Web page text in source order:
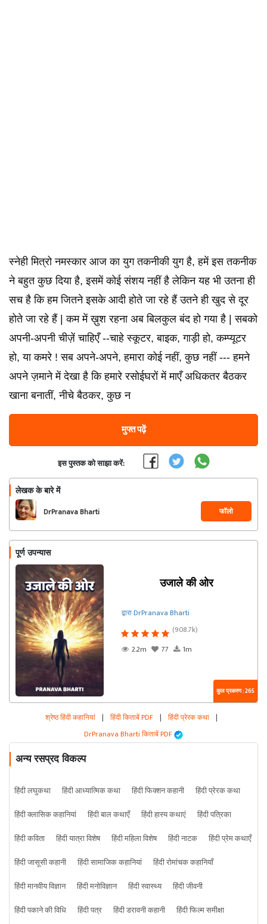
स्नेही मित्रो नमस्कार आज का युग तकनीकी युग है, हमें इस तकनीक
ने बहुत कुछ दिया है, इसमें कोई संशय नहीं है लेकिन यह भी उतना ही
सच है कि हम जितने इसके आदी होते जा रहे हैं उतने ही खुद से दूर
होते जा रहे हैं | कम में ख़ुश रहना अब बिलकुल बंद हो गया है | सबको
अपनी-अपनी चीज़ें चाहिएँ --चाहे स्कूटर, बाइक, गाड़ी हो, कम्प्यूटर
हो, या कमरे ! सब अपने-अपने, हमारा कोई नहीं, कुछ नहीं --- हमने
अपने ज़माने में देखा है कि हमारे रसोईघरों में माएँ अधिकतर बैठकर
खाना बनातीं, नीचे बैठकर, कुछ न
मुफ्त पढ़ें
इस पुस्तक को साझा करें:
लेखक के बारे में
DrPranava Bharti फॉलो
पूर्ण उपन्यास
उजाले की ओर
द्वारा DrPranava Bharti
(908.7k)
2.2m
77 1m
कुल प्रकरण : 265
श्रेष्ठ हिंदी कहानियां | हिंदी किताबें PDF | हिंदी प्रेरक कथा |
DrPranava Bharti किताबें PDF
अन्य रसप्रद विकल्प
हिंदी लघुकथा हिंदी आध्यात्मिक कथा हिंदी फिक्शन कहानी
हिंदी प्रेरक कथा
हिंदी क्लासिक कहानियां
हिंदी बाल कथाएँ हिंदी हास्य कथाएं
हिंदी पत्रिका
हिंदी कविता
हिंदी यात्रा विशेष हिंदी महिला विशेष हिंदी नाटक
हिंदी प्रेम कथाएँ
हिंदी जासूसी कहानी
हिंदी सामाजिक कहानियां
हिंदी रोमांचक कहानियाँ
हिंदी मानवीय विज्ञान
हिंदी मनोविज्ञान हिंदी स्वास्थ्य
हिंदी जीवनी
हिंदी पकाने की विधि
हिंदी पत्र हिंदी डरावनी कहानी हिंदी फिल्म समीक्षा